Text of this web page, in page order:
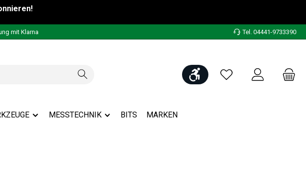
mit Klarna Tel. 04441-9733390
Werkzeugleiste anzeigen
Du hast 0 Produkte
MESSTECHNIK BITS MARKEN